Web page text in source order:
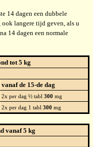
14 dagen een dubbele
ook langere tijd geven, als u
14 dagen een normale
tot 5 kg
vanaf de 15-de dag
2x per dag ½ tabl 300 mg
2x per dag 1 tabl 300 mg
vanaf 5 kg